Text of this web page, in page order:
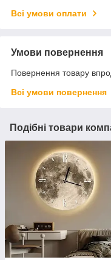
Всі умови оплати
Умови повернення
Повернення товару
Всі умови повернення
Подібні товари